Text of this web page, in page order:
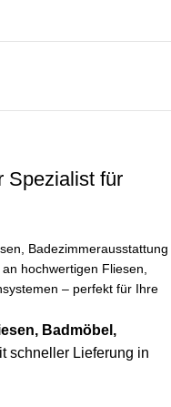
Spezialist für
Badezimmerausstattung
hochwertigen Fliesen,
– perfekt für Ihre
, Badmöbel ,
schneller Lieferung in